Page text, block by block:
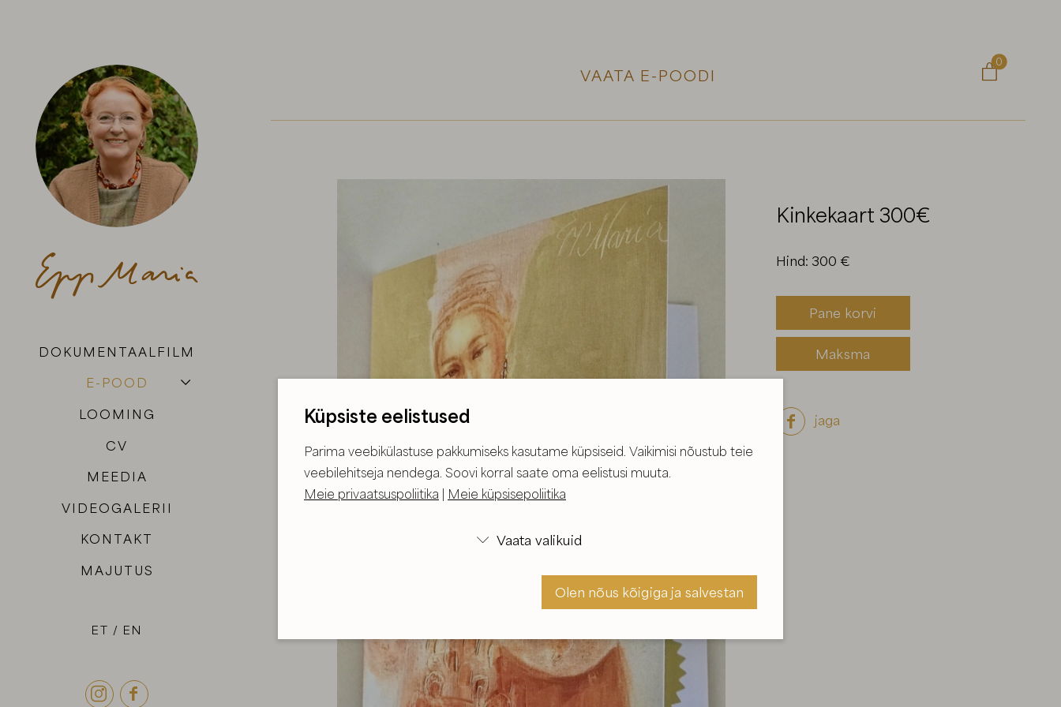
ET EN
 
DOKUMENTAALFILM
E-POOD
LOOMING
CV
MEEDIA
VIDEOGALERII
KONTAKT
MAJUTUS
VAATA E-POODI
0

Kinkekaart 300€
Hind: 300 €
Pane korvi
Maksma
 jaga
Küpsiste eelistused
Parima veebikülastuse pakkumiseks kasutame küpsiseid. Vaikimisi nõustub teie
veebilehitseja nendega. Soovi korral saate oma eelistusi muuta.
Meie privaatsuspoliitika
Meie küpsisepoliitika
 Vaata valikuid
Olen nõus ja salvestan
Olen nõus kõigiga ja salvestan